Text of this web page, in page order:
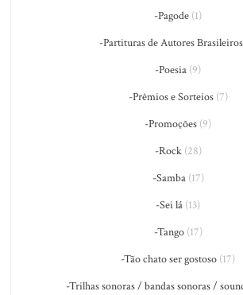
-Pagode (1)
-Partituras de Autores Brasileiros
-Poesia (9)
-Prêmios e Sorteios(7)
-Promoções (9)
-Rock(28)
-Samba(17)
-Sei lá (13)
-Tango(17)
-Tão chato ser gostoso (17)
-Trilhas sonoras / bandas sonoras /